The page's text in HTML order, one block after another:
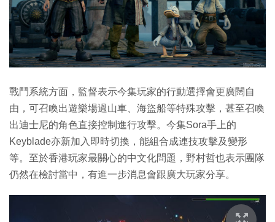
戰鬥系統方面，監督表示今集玩家的行動選擇會更廣闊自
由，可召喚出遊樂場過山車、海盜船等特殊攻擊，甚至召喚
出迪士尼的角色直接控制進行攻擊。今集Sora手上的
Keyblade亦新加入即時切換，能組合成連技攻擊及變形
等。至於香港玩家最關心的中文化問題，野村哲也表示團隊
仍然在檢討當中，有進一步消息會跟廣大玩家分享。